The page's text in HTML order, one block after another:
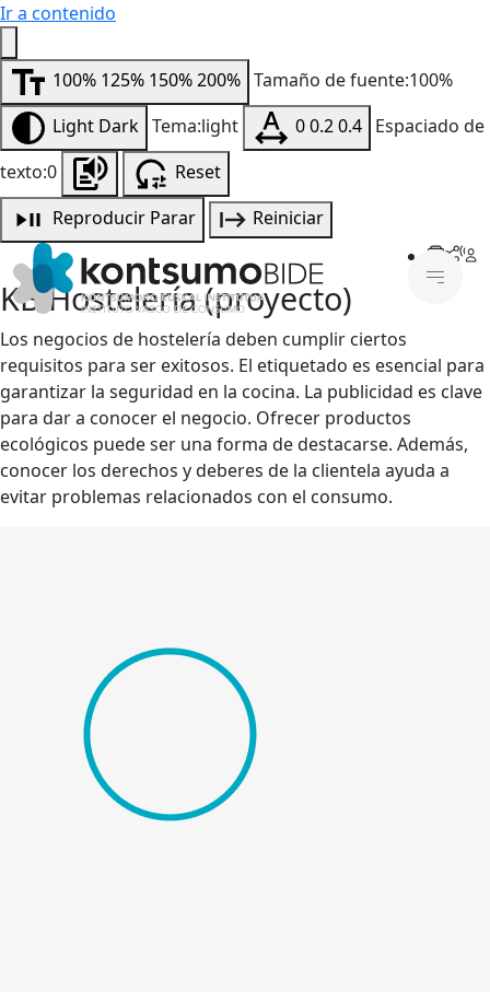
Ir a contenido
100% 125% 150%200% Tamaño de fuente:100%
Light Dark Tema:light 00.20.4 Espaciado de
texto:0
Reset
Reproducir Parar Reiniciar
KB Hostelería (proyecto)
Los negocios de hostelería deben cumplir ciertos
requisitos para ser exitosos. El etiquetado es esencial para
garantizar la seguridad en la cocina. La publicidad es clave
para dar a conocer el negocio. Ofrecer productos
ecológicos puede ser una forma de destacarse. Además,
conocer los derechos y deberes de la clientela ayuda a
evitar problemas relacionados con el consumo.